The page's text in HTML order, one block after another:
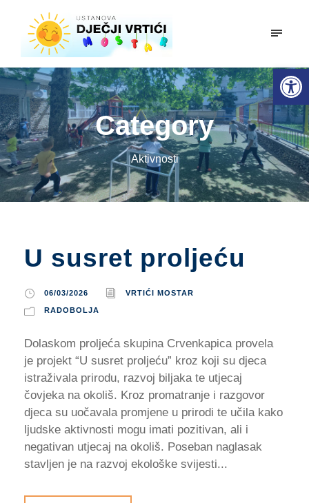
Open toolbar
Category
Aktivnosti
U susret proljeću
06/03/2026 VRTIĆI MOSTAR
RADOBOLJA
Dolaskom proljeća skupina Crvenkapica provela
je projekt “U susret proljeću” kroz koji su djeca
istraživala prirodu, razvoj biljaka te utjecaj
čovjeka na okoliš. Kroz promatranje i razgovor
djeca su uočavala promjene u prirodi te učila kako
ljudske aktivnosti mogu imati pozitivan, ali i
negativan utjecaj na okoliš. Poseban naglasak
stavljen je na razvoj ekološke svijesti...